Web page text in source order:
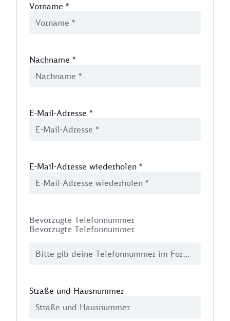
Vorname *
Nachname *
E-Mail-Adresse *
E-Mail-Adresse wiederholen *
Bevorzugte Telefonnummer
Bevorzugte Telefonnummer
Straße und Hausnummer